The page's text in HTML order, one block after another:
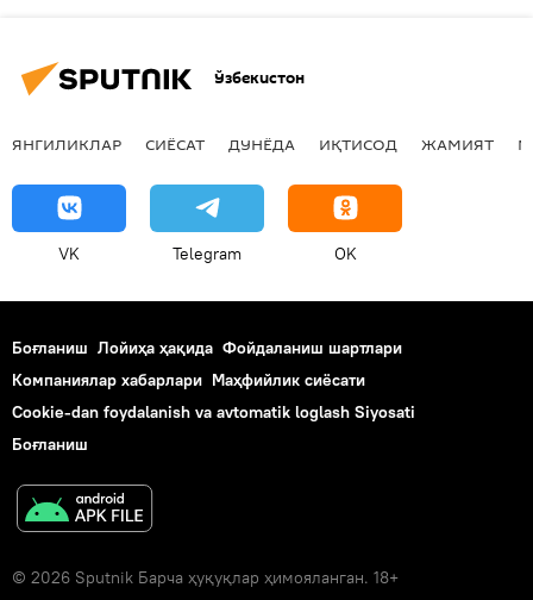
Ўзбекистон
ЯНГИЛИКЛАР СИЁСАТ ДУНЁДА ИҚТИСОД ЖАМИЯТ
VK Telegram OK
Боғланиш Лойиҳа ҳақида Фойдаланиш шартлари
Компаниялар хабарлари Маҳфийлик сиёсати
Cookie-dan foydalanish va avtomatik loglash Siyosati
Боғланиш
© 2026 Sputnik Барча ҳуқуқлар ҳимояланган. 18+